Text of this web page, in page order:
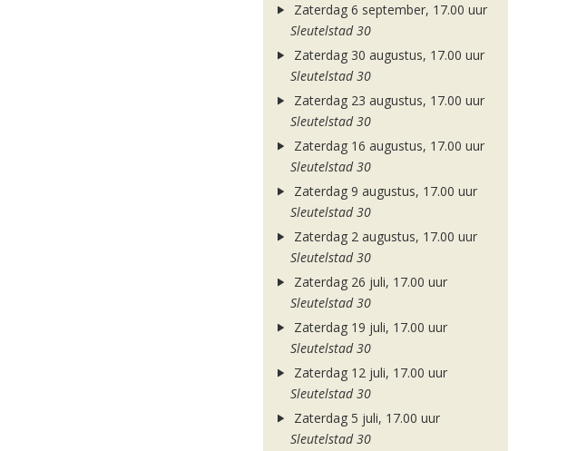
Zaterdag 6 september, 17.00 uur
Sleutelstad 30
Zaterdag 30 augustus, 17.00 uur
Sleutelstad 30
Zaterdag 23 augustus, 17.00 uur
Sleutelstad 30
Zaterdag 16 augustus, 17.00 uur
Sleutelstad 30
Zaterdag 9 augustus, 17.00 uur
Sleutelstad 30
Zaterdag 2 augustus, 17.00 uur
Sleutelstad 30
Zaterdag 26 juli, 17.00 uur
Sleutelstad 30
Zaterdag 19 juli, 17.00 uur
Sleutelstad 30
Zaterdag 12 juli, 17.00 uur
Sleutelstad 30
Zaterdag 5 juli, 17.00 uur
Sleutelstad 30